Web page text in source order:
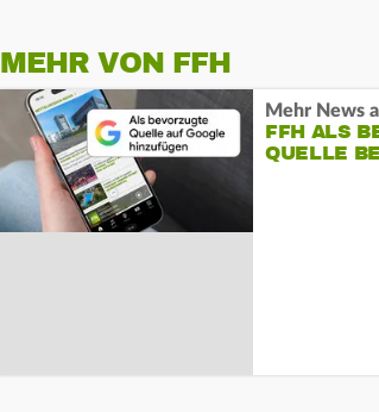
MEHR VON FFH
Mehr News
FFH ALS
QUELLE